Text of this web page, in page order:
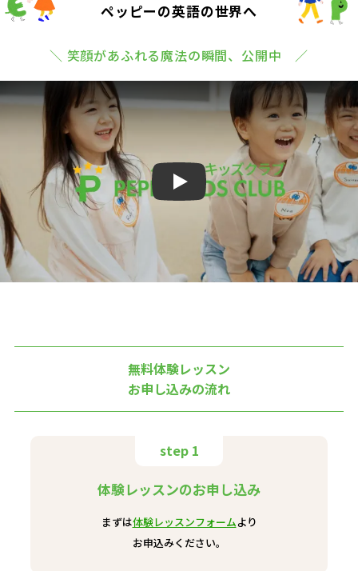
ペッピーの英語の世界へ
＼ 笑顔があふれる魔法の瞬間、公開中 ／
Play
無料体験レッスン
お申し込みの流れ
step 1
体験レッスンのお申し込み
まずは体験レッスンフォームより
お申込みください。